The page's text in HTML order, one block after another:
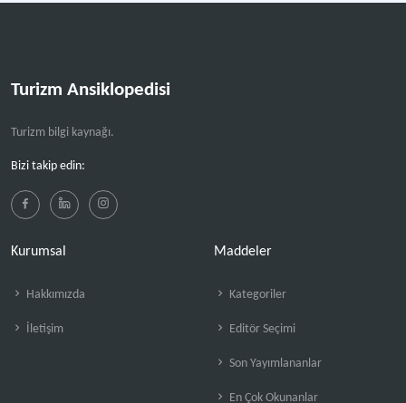
Turizm Ansiklopedisi
Turizm bilgi kaynağı.
Bizi takip edin:
Kurumsal
Hakkımızda
İletişim
Maddeler
Kategoriler
Editör Seçimi
Son Yayımlananlar
En Çok Okunanlar